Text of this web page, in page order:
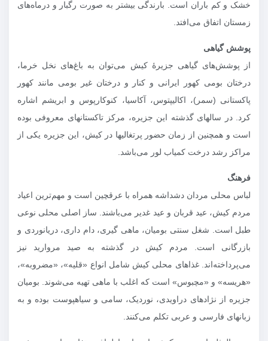
خشک و کم باران است. بارندگی بیشتر به صورت رگبار و درماه‌های
زمستان اتفاق می‌افتد.
پوشش گیاهی
از پوشش‌های گیاهی جزیرهٔ کیش می‌توان به باغ‌های نخل خرما،
درختان بومی کهور ایرانی و کنار و درختان غیر بومی مانند کهور
پاکستانی (سمر)، اکالیپتوس، آکاسیا، کنوکارپوس و ابریشم اشاره
کرد. در سالهای گذشته این جزیره، مرکز تاکستانهای معروفی بوده
است و همچنین از زمان حضور پرتغالیها در کیش، این جزیره یکی از
مراکز رشد درخت کمیاب لور می‌باشد.
فرهنگ
لباس محلی مردان دشداشه همراه با عرقچین است و مهم‌ترین اعیاد
مردم کیش، عید قربان و عید غدیر می‌باشند. ساز اصلی محلی نوعی
طبل است. شغل سنتی بومیان، ماهی گیری، دام داری، دریانوردی و
بازرگانی است. مردم کیش در گذشته به صید مروارید نیز
می‌پرداخته‌اند. غذاهای محلی کیش شامل انواع «قلیه»، «مضروبه»،
«هریسه» و «مچبوس» است که اغلب با ماهی تهیه می‌شوند. بومیان
جزیره از نژادهای دراویدی، نوردیک، سامی و سیاهپوست بوده و به
زبانهای فارسی و عربی تکلم می‌کنند.